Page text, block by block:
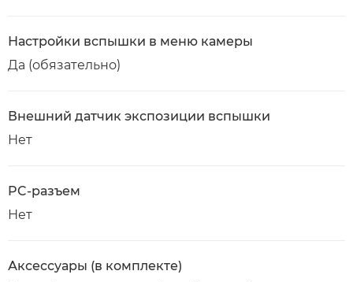
Настройки вспышки в меню камеры
Да (обязательно)
Внешний датчик экспозиции вспышки
Нет
PC-разъем
Нет
Аксессуары (в комплекте)